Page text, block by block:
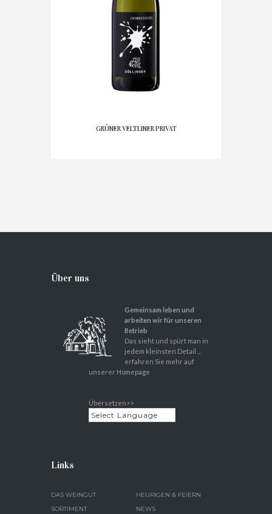
GRÜNER VELTLINER PRIVAT
Über uns
Gemeinsam leben und
arbeiten wir für unseren
Betrieb
Das sieht und spürt man in
jedem kleinsten Detail ...
erfahren Sie mehr auf
unserer Homepage
Übersetzen>>
Links
DAS WEINGUT
HEURIGEN & FEIERN
SORTIMENT
NEWS